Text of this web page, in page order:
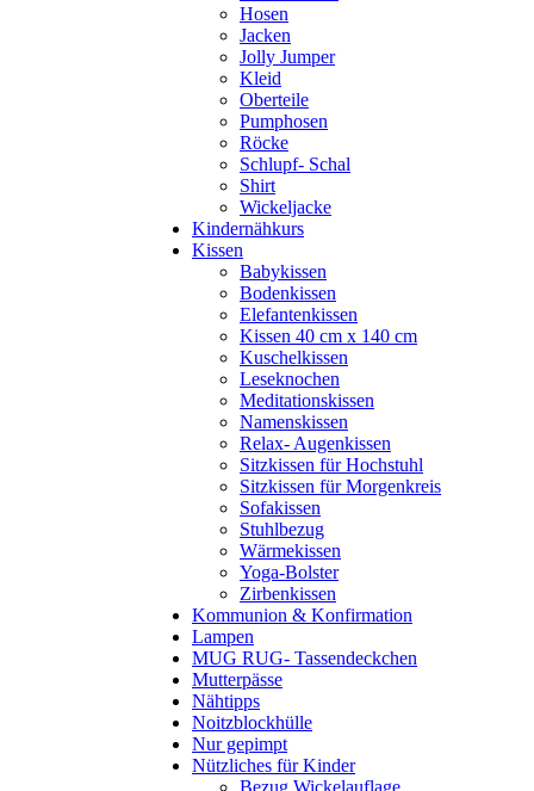
Hosen
Jacken
Jolly Jumper
Kleid
Oberteile
Pumphosen
Röcke
Schlupf- Schal
Shirt
Wickeljacke
Kindernähkurs
Kissen
Babykissen
Bodenkissen
Elefantenkissen
Kissen 40 cm x 140 cm
Kuschelkissen
Leseknochen
Meditationskissen
Namenskissen
Relax- Augenkissen
Sitzkissen für Hochstuhl
Sitzkissen für Morgenkreis
Sofakissen
Stuhlbezug
Wärmekissen
Yoga-Bolster
Zirbenkissen
Kommunion & Konfirmation
Lampen
MUG RUG- Tassendeckchen
Mutterpässe
Nähtipps
Noitzblockhülle
Nur gepimpt
Nützliches für Kinder
Bezug Wickelauflage